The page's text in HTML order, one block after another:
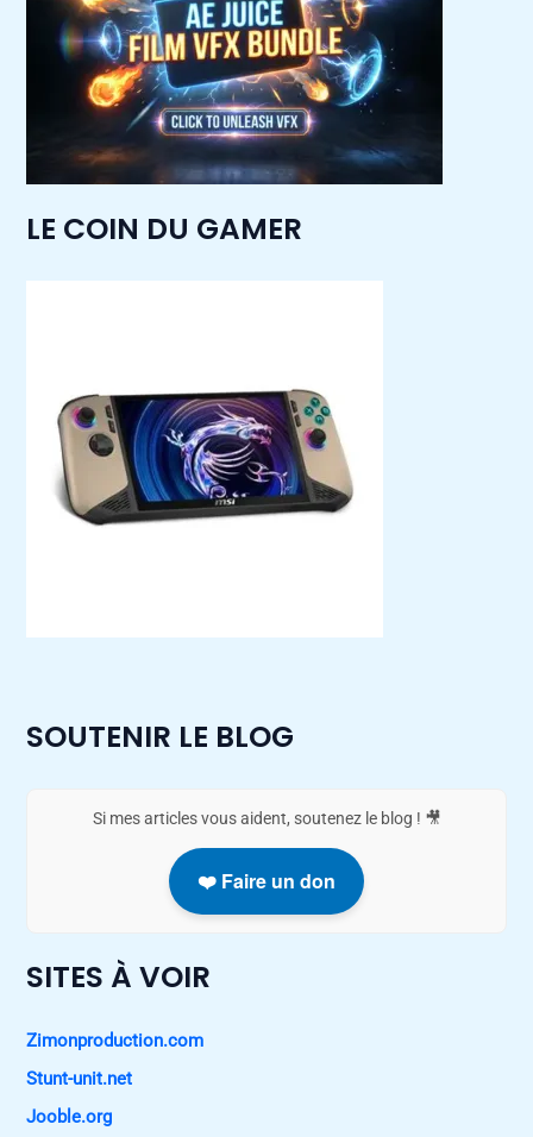
LE COIN DU GAMER
SOUTENIR LE BLOG
Si mes articles vous aident, soutenez le blog ! 🎥
❤️ Faire un don
SITES À VOIR
Zimonproduction.com
Stunt-unit.net
Jooble.org